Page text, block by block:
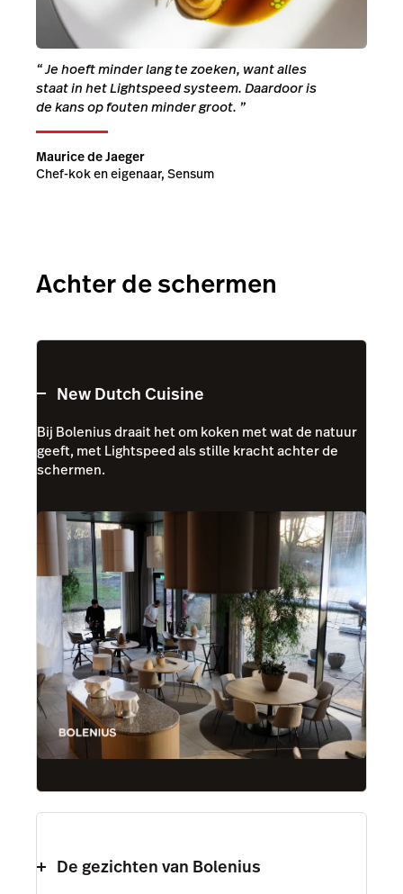
“Je hoeft minder lang te zoeken, want alles
staat in het Lightspeed systeem. Daardoor is
de kans op fouten minder groot. ”
Maurice de Jaeger
Chef-kok en eigenaar, Sensum
Achter de schermen
New Dutch Cuisine
Bij Bolenius draait het om koken met wat de natuur
geeft, met Lightspeed als stille kracht achter de
schermen.
De gezichten van Bolenius